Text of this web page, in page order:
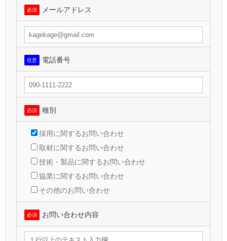
必須 メールアドレス
任意 電話番号
必須 種別
採用に関するお問い合わせ
取材に関するお問い合わせ
技術・製品に関するお問い合わせ
協業に関するお問い合わせ
その他のお問い合わせ
必須 お問い合わせ内容